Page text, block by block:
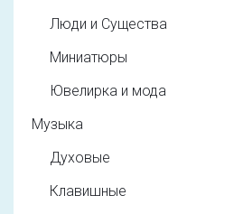
Люди и Существа
Миниатюры
Ювелирка и мода
Музыка
Духовые
Клавишные